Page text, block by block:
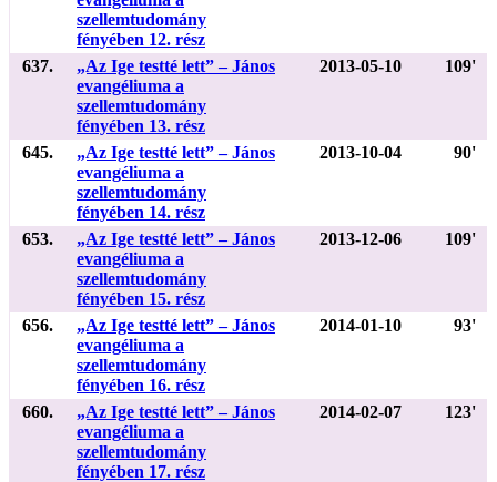
szellemtudomány
fényében 12. rész
637.
„Az Ige testté lett” – János
evangéliuma a
szellemtudomány
fényében 13. rész
2013-05-10 109'
645.
„Az Ige testté lett” – János
evangéliuma a
szellemtudomány
fényében 14. rész
2013-10-04 90'
653.
„Az Ige testté lett” – János
evangéliuma a
szellemtudomány
fényében 15. rész
2013-12-06 109'
656.
„Az Ige testté lett” – János
evangéliuma a
szellemtudomány
fényében 16. rész
2014-01-10 93'
660.
„Az Ige testté lett” – János
evangéliuma a
szellemtudomány
fényében 17. rész
2014-02-07 123'